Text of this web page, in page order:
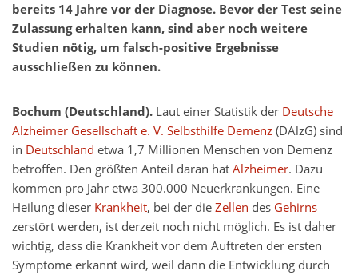
bereits 14 Jahre vor der Diagnose. Bevor der Test seine
Zulassung erhalten kann, sind aber noch weitere
Studien nötig, um falsch-positive Ergebnisse
ausschließen zu können.
Bochum (Deutschland). Laut einer Statistik der Deutsche
Alzheimer Gesellschaft e. V. Selbsthilfe Demenz(DAlzG) sind
in Deutschland etwa 1,7 Millionen Menschen von Demenz
betroffen. Den größten Anteil daran hatAlzheimer. Dazu
kommen pro Jahr etwa 300.000 Neuerkrankungen. Eine
Heilung dieser Krankheit, bei der dieZellen des Gehirns
zerstört werden, ist derzeit noch nicht möglich. Es ist daher
wichtig, dass die Krankheit vor dem Auftreten der ersten
Symptome erkannt wird, weil dann die Entwicklung durch